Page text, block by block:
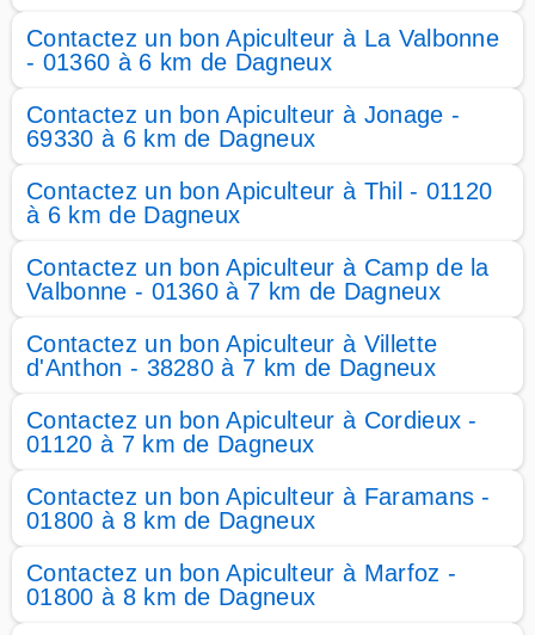
Contactez un bon Apiculteur à La Valbonne
- 01360 à 6 km de Dagneux
Contactez un bon Apiculteur à Jonage -
69330 à 6 km de Dagneux
Contactez un bon Apiculteur à Thil - 01120
à 6 km de Dagneux
Contactez un bon Apiculteur à Camp de la
Valbonne - 01360 à 7 km de Dagneux
Contactez un bon Apiculteur à Villette
d'Anthon - 38280 à 7 km de Dagneux
Contactez un bon Apiculteur à Cordieux -
01120 à 7 km de Dagneux
Contactez un bon Apiculteur à Faramans -
01800 à 8 km de Dagneux
Contactez un bon Apiculteur à Marfoz -
01800 à 8 km de Dagneux